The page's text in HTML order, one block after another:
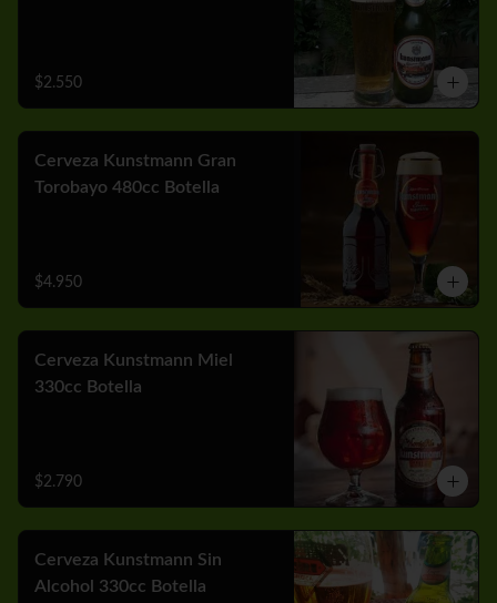
$2.550
Cerveza Kunstmann Gran
Torobayo 480cc Botella
$4.950
Cerveza Kunstmann Miel
330cc Botella
$2.790
Cerveza Kunstmann Sin
Alcohol 330cc Botella